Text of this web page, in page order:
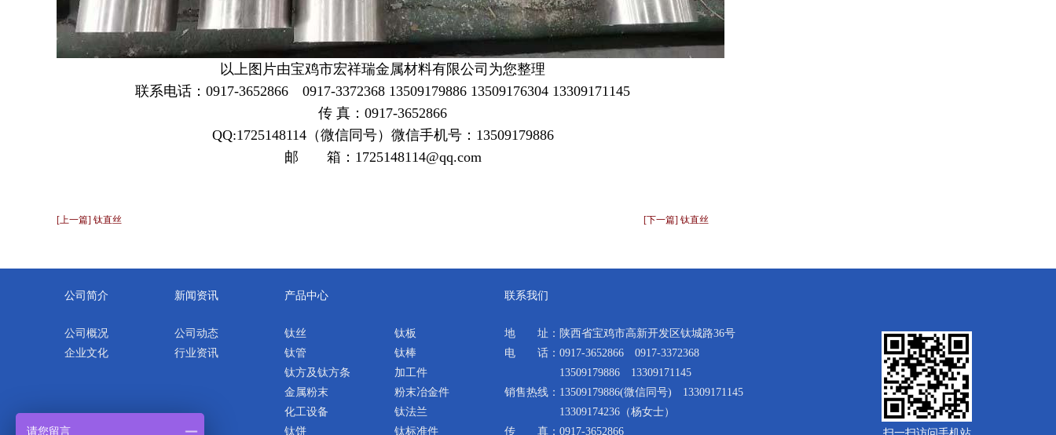
以上图片由宝鸡市宏祥瑞金属材料有限公司为您整理
联系电话：0917-3652866 0917-3372368 13509179886 13509176304 13309171145
传 真：0917-3652866
QQ:1725148114（微信同号）微信手机号：13509179886
邮 箱：1725148114@qq.com
[上一篇] 钛直丝 [下一篇] 钛直丝
公司简介
公司概况
企业文化
新闻资讯
公司动态
行业资讯
产品中心
钛丝
钛板
钛管
钛棒
钛方及钛方条
加工件
金属粉末
粉末冶金件
化工设备
钛法兰
钛饼
钛标准件
联系我们
地 址：陕西省宝鸡市高新开发区钛城路36号
电 话：0917-3652866 0917-3372368
13509179886 13309171145
销售热线：13509179886(微信同号) 13309171145
13309174236（杨女士）
传 真：0917-3652866
请您留言